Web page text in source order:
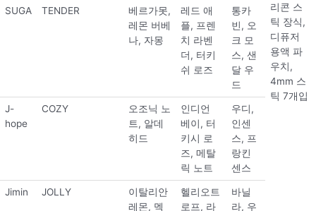
리콘 스
틱 장식,
디퓨저
용액 파
우치,
4mm 스
틱 7개입
SUGA TENDER
베르가못,
레몬 버베
나, 자몽
레드 애
플, 프렌
치 라벤
더, 터키
쉬 로즈
통카
빈, 오
크 모
스, 샌
달 우
드
J-
hope
COZY
오조닉 노
트, 알데
히드
인디언
베이, 터
키시 로
즈, 메탈
릭 노트
우디,
인센
스, 프
랑킨
센스
Jimin JOLLY
이탈리안
레몬, 멕
헬리오트
로프, 라
바닐
라, 우